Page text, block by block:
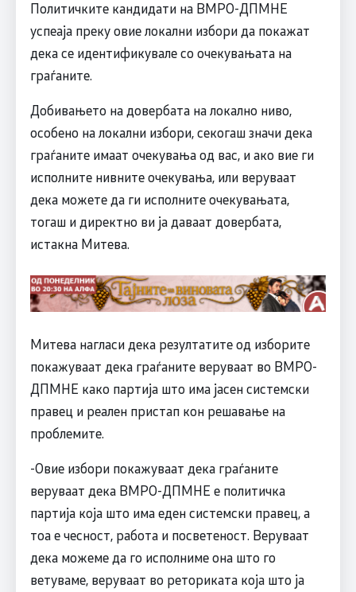
Политичките кандидати на ВМРО-ДПМНЕ
успеаја преку овие локални избори да покажат
дека се идентификувале со очекувањата на
граѓаните.
Добивањето на довербата на локално ниво,
особено на локални избори, секогаш значи дека
граѓаните имаат очекувања од вас, и ако вие ги
исполните нивните очекувања, или веруваат
дека можете да ги исполните очекувањата,
тогаш и директно ви ја даваат довербата,
истакна Митева.
Митева нагласи дека резултатите од изборите
покажуваат дека граѓаните веруваат во ВМРО-
ДПМНЕ како партија што има јасен системски
правец и реален пристап кон решавање на
проблемите.
-Овие избори покажуваат дека граѓаните
веруваат дека ВМРО-ДПМНЕ е политичка
партија која што има еден системски правец, а
тоа е чесност, работа и посветеност. Веруваат
дека можеме да го исполниме она што го
ветуваме, веруваат во реториката која што ја